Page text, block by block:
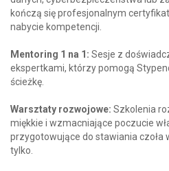
kończą się profesjonalnym
nabycie kompetencji.
Mentoring 1 na 1: Sesje z
ekspertkami, którzy pomogą
ścieżkę.
Warsztaty rozwojowe: Szkolenia
miękkie i wzmacniające poczucie
przygotowujące do stawiania
tylko.